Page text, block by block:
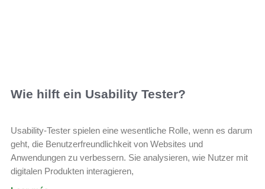
Wie hilft ein Usability Tester?
Usability-Tester spielen eine wesentliche Rolle, wenn es darum
geht, die Benutzerfreundlichkeit von Websites und
Anwendungen zu verbessern. Sie analysieren, wie Nutzer mit
digitalen Produkten interagieren,